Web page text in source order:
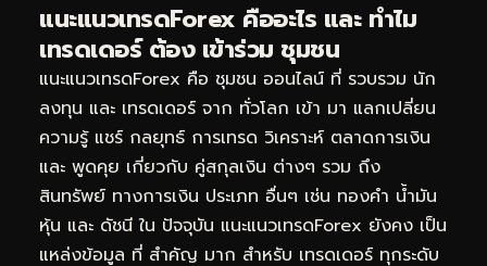
แนะแนวเทรดForex คืออะไร และ ทำไม
เทรดเดอร์ ต้อง เข้าร่วม ชุมชน
แนะแนวเทรดForex คือ ชุมชน ออนไลน์ ที่ รวบรวม นัก
ลงทุน และ เทรดเดอร์ จาก ทั่วโลก เข้า มา แลกเปลี่ยน
ความรู้ แชร์ กลยุทธ์ การเทรด วิเคราะห์ ตลาดการเงิน
และ พูดคุย เกี่ยวกับ คู่สกุลเงิน ต่างๆ รวม ถึง
สินทรัพย์ ทางการเงิน ประเภท อื่นๆ เช่น ทองคำ น้ำมัน
หุ้น และ ดัชนี ใน ปัจจุบัน แนะแนวเทรดForex ยังคง เป็น
แหล่งข้อมูล ที่ สำคัญ มาก สำหรับ เทรดเดอร์ ทุกระดับ